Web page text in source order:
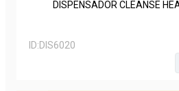
DISPENSADOR CLEANSE
ID:DIS6020